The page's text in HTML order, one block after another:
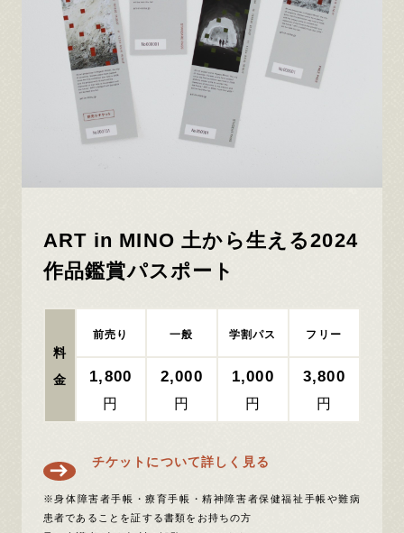
ART in MINO 土から生える2024
作品鑑賞パスポート
料
金
前売り 一般 学割パス フリー
1,800
円
2,000
円
1,000
円
3,800
円
チケットについて詳しく見る
※身体障害者手帳・療育手帳・精神障害者保健福祉手帳や難病
患者であることを証する書類をお持ちの方